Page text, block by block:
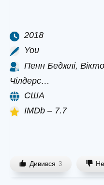
2018
You
Пенн Беджлі,
Чілдерс…
США
IMDb – 7.7
Дивився 3